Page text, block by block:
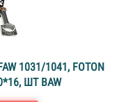
1031/1041, FOTON
ШТ BAW